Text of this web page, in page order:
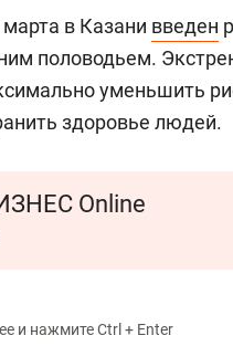
в Казани введен
половодьем.
уменьшить
здоровье людей.
Online
и нажмите Ctrl + Enter